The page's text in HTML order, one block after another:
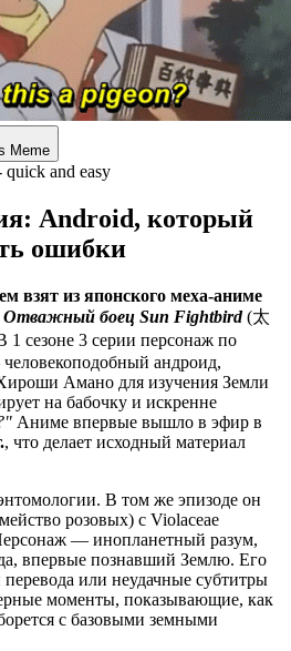
Meme
quick and easy
Android, который
ошибки
взят из японского меха-аниме
Отважный боец Sun Fightbird(太
сезоне 3 серии персонаж по
андроид,
Амано для изучения Земли
на бабочку и искренне
Аниме впервые вышло в эфир в
, что делает исходный материал
В том же эпизоде ​​он
розовых) с Violaceae
— инопланетный разум,
впервые познавший Землю. Его
или неудачные субтитры
моменты, показывающие, как
с базовыми земными